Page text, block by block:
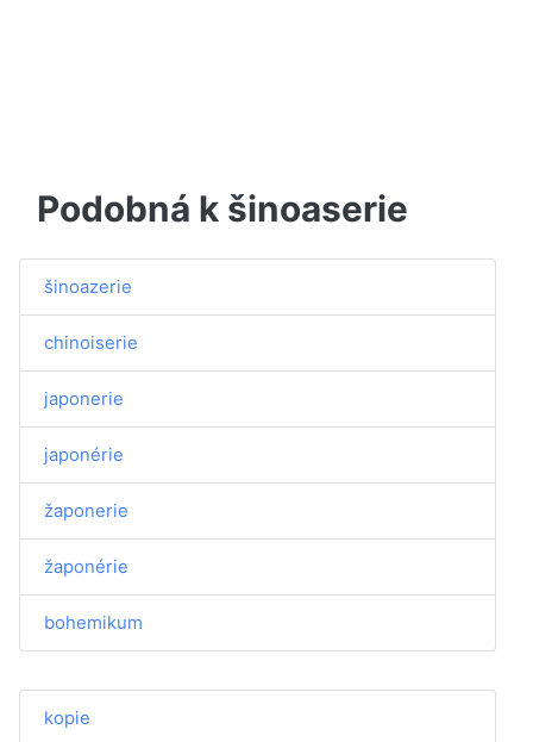
Podobná k šinoaserie
šinoazerie
chinoiserie
japonerie
japonérie
žaponerie
žaponérie
bohemikum
kopie